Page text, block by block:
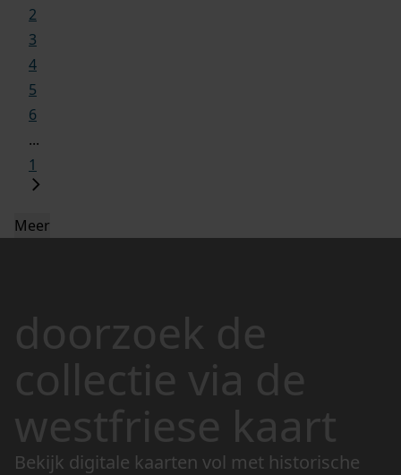
2
3
4
5
6
...
1
Meer
doorzoek de
collectie via de
westfriese kaart
Bekijk digitale kaarten vol met historische